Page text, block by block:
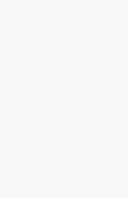
(CAS-nr.
nr. 1317-